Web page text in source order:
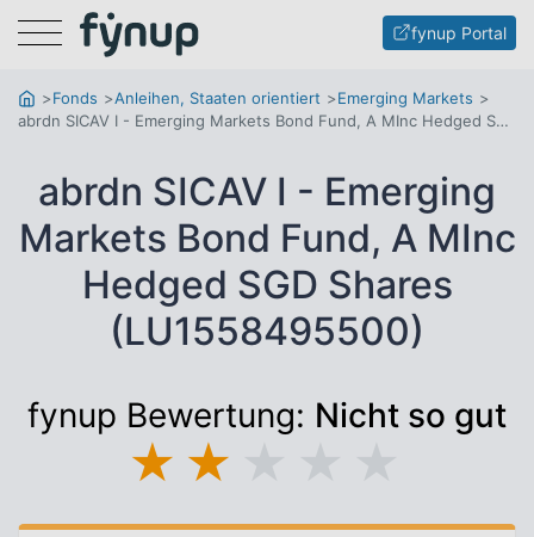
Menu fynup Portal
Fonds Anleihen, Staaten orientiert
Emerging Markets
abrdn SICAV I - Emerging Markets Bond Fund, A MInc Hedged SGD Shares
abrdn SICAV I - Emerging
Markets Bond Fund, A MInc
Hedged SGD Shares
(LU1558495500)
fynup Bewertung: Nicht so gut
★ ★